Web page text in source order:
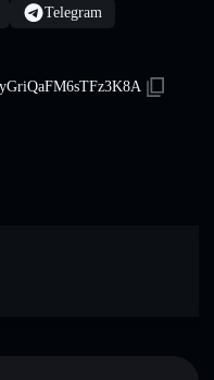
Telegram